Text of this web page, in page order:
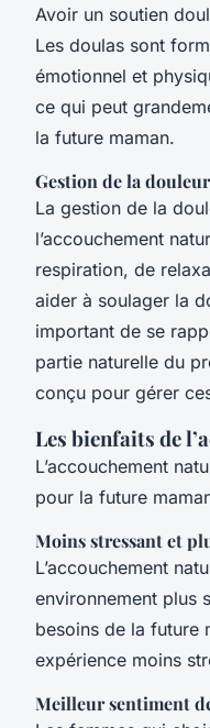
Avoir un soutien
Les doulas sont
émotionnel et
ce qui peut
la future maman.
Gestion de la douleur
La gestion de la
l’accouchement
respiration, de
aider à soulager la
important de se
partie naturelle du
conçu pour gérer
Les bienfaits de
L’accouchement
pour la future
Moins stressant et
L’accouchement
environnement plus
besoins de la future
expérience moins
Meilleur sentiment